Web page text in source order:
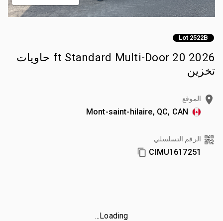
Lot 2522B
2026 20 ft Standard Multi-Door حاويات
تخزين
الموقع
Mont-saint-hilaire, QC, CAN
الرقم التسلسلي
CIMU1617251
Loading...